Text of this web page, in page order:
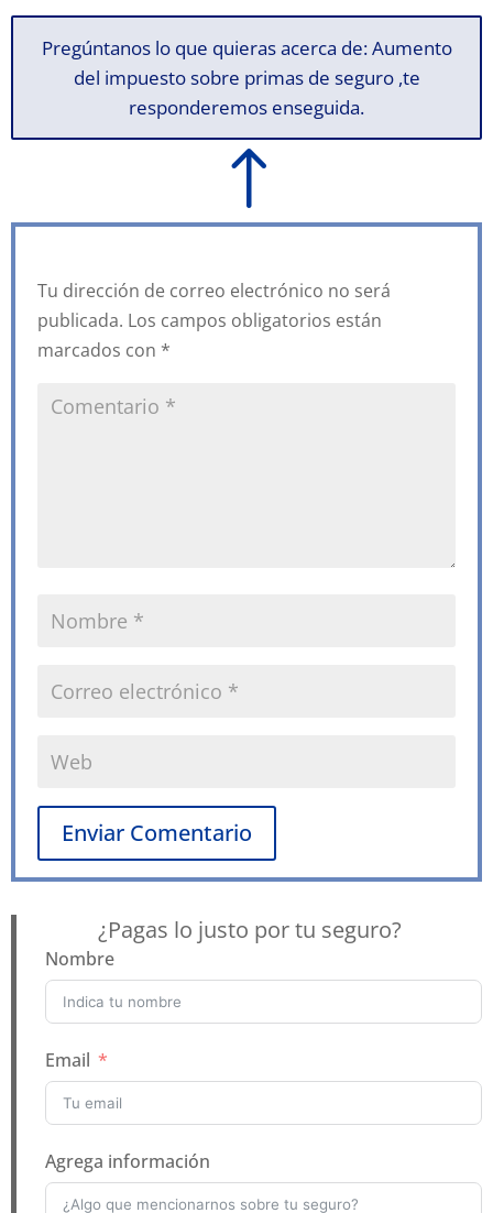
Pregúntanos lo que quieras acerca de: Aumento
del impuesto sobre primas de seguro ,te
responderemos enseguida.
!
Tu dirección de correo electrónico no será
publicada. Los campos obligatorios están
marcados con *
Enviar Comentario
¿Pagas lo justo por tu seguro?
Nombre
Email
Agrega información